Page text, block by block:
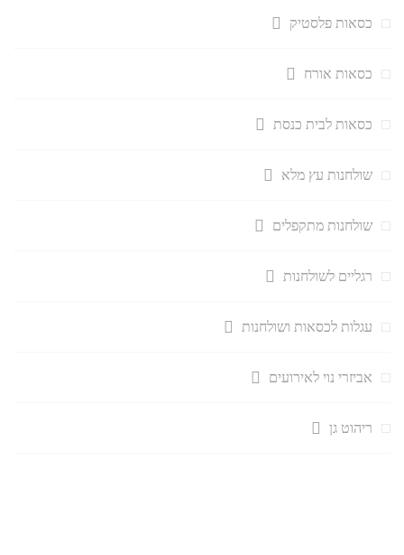
כסאות פלסטיק
כסאות אורח
כסאות לבית כנסת
שולחנות עץ מלא
שולחנות מתקפלים
רגליים לשולחנות
עגלות לכסאות ושולחנות
אביזרי נוי לאירועים
ריהוט גן